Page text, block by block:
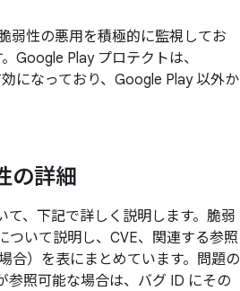
弱性の悪用を積極的に監視してお
Google Play プロテクトは、
になっており、Google Play 以外か
の詳細
、下記で詳しく説明します。脆弱
ついて説明し、CVE、関連する参照
合）を表にまとめています。問題の
参照可能な場合は、バグ ID にその